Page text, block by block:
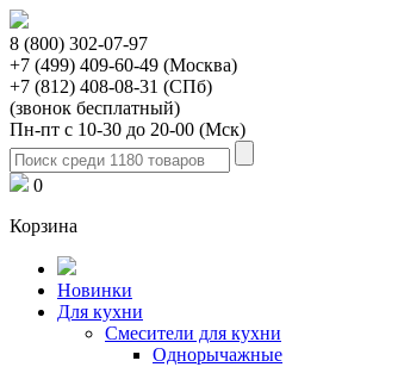
8 (800) 302-07-97
+7 (499) 409-60-49 (Москва)
+7 (812) 408-08-31 (СПб)
(звонок бесплатный)
Пн-пт с 10-30 до 20-00 (Мск)
0
Корзина
Новинки
Для кухни
Смесители для кухни
Однорычажные